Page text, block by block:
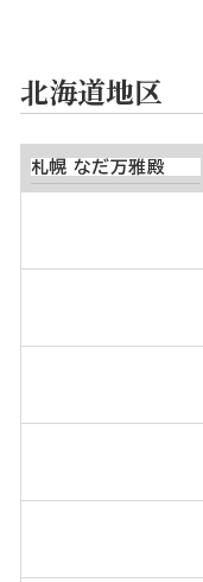
北海道地区
札幌 なだ万雅殿